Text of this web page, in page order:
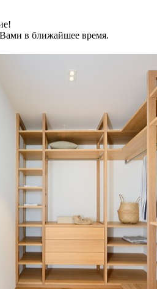
в ближайшее время.